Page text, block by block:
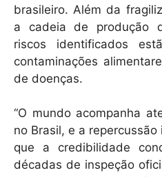
brasileiro. Além da
a cadeia de produção
riscos identificados
contaminações
de doenças.
“O mundo acompanha
no Brasil, e a
que a credibilidade
décadas de inspeção